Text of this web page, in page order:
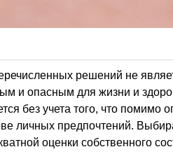
решений не
и опасным для жизни и
без учета того, что помимо
личных предпочтений.
оценки собственного